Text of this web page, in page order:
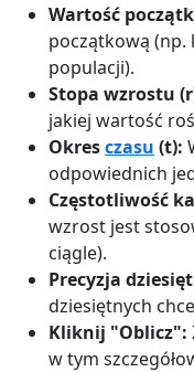
Wartość
początkową
populacji).
Stopa wzrostu
jakiej wartość
Okresczasu (t):
odpowiednich
Częstotliwość
wzrost jest
ciągle).
Precyzja
dziesiętnych
Kliknij "Oblicz":
w tym